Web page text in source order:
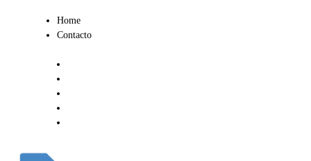
Home
Contacto